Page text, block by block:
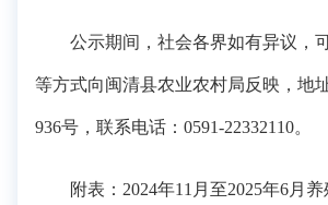
公示期间，社会各界如有异议，
等方式向闽清县农业农村局反映，地
936号，联系电话：0591-22332110。
附表：2024年11月至2025年6月养